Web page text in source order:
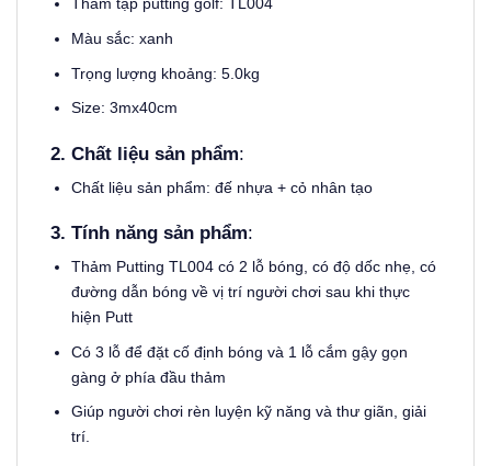
Thảm tập putting golf:
TL004
Màu sắc: xanh
Trọng lượng khoảng: 5.0kg
Size: 3mx40cm
2. Chất liệu sản phẩm:
Chất liệu sản phẩm: đế nhựa + cỏ nhân tạo
3. Tính năng sản phẩm:
Thảm Putting TL004 có 2 lỗ bóng, có độ dốc nhẹ, có
đường dẫn bóng về vị trí người chơi sau khi thực
hiện Putt
Có 3 lỗ để đặt cố định bóng và 1 lỗ cắm gậy gọn
gàng ở phía đầu thảm
Giúp người chơi rèn luyện kỹ năng và thư giãn, giải
trí.